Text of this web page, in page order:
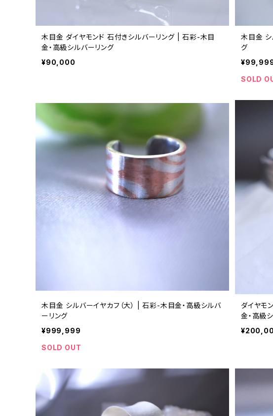
木目金 ダイヤモンド 石付きシルバーリング | 石彩-木目
金・高級シルバーリング
¥90,000
木目金 シルバーリング | 石彩-木目金・高級シルバーリン
グ
SOLD
木目金 シルバーイヤカフ（大） | 石彩-木目金・高級シルバ
ーリング
¥999,999
SOLD OUT
ダイヤモ
金・高級